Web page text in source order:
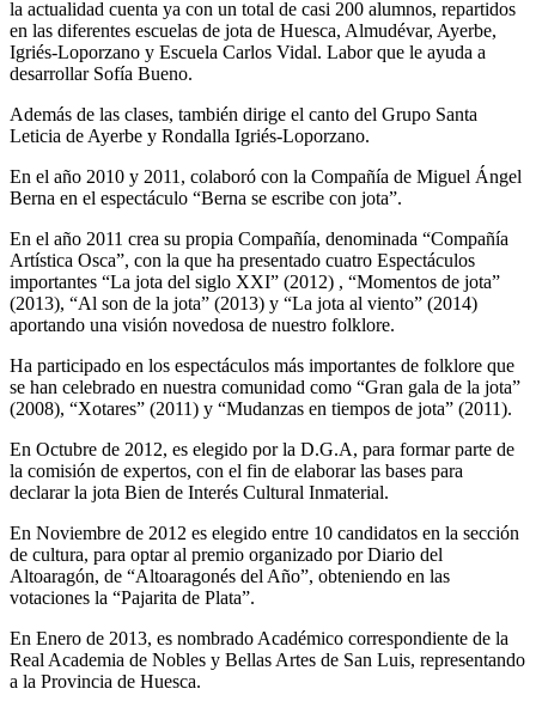
la actualidad cuenta ya con un total de casi 200 alumnos, repartidos
en las diferentes escuelas de jota de Huesca, Almudévar, Ayerbe,
Igriés-Loporzano y Escuela Carlos Vidal. Labor que le ayuda a
desarrollar Sofía Bueno.
Además de las clases, también dirige el canto del Grupo Santa
Leticia de Ayerbe y Rondalla Igriés-Loporzano.
En el año 2010 y 2011, colaboró con la Compañía de Miguel Ángel
Berna en el espectáculo “Berna se escribe con jota”.
En el año 2011 crea su propia Compañía, denominada “Compañía
Artística Osca”, con la que ha presentado cuatro Espectáculos
importantes “La jota del siglo XXI” (2012) , “Momentos de jota”
(2013), “Al son de la jota” (2013) y “La jota al viento” (2014)
aportando una visión novedosa de nuestro folklore.
Ha participado en los espectáculos más importantes de folklore que
se han celebrado en nuestra comunidad como “Gran gala de la jota”
(2008), “Xotares” (2011) y “Mudanzas en tiempos de jota” (2011).
En Octubre de 2012, es elegido por la D.G.A, para formar parte de
la comisión de expertos, con el fin de elaborar las bases para
declarar la jota Bien de Interés Cultural Inmaterial.
En Noviembre de 2012 es elegido entre 10 candidatos en la sección
de cultura, para optar al premio organizado por Diario del
Altoaragón, de “Altoaragonés del Año”, obteniendo en las
votaciones la “Pajarita de Plata”.
En Enero de 2013, es nombrado Académico correspondiente de la
Real Academia de Nobles y Bellas Artes de San Luis, representando
a la Provincia de Huesca.